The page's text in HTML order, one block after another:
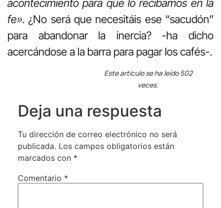
acontecimiento para que lo recibamos en la
fe». ¿No será que necesitáis ese “sacudón”
para abandonar la inercia? -ha dicho
acercándose a la barra para pagar los cafés-.
Este artículo se ha leído 502
veces.
Deja una respuesta
Tu dirección de correo electrónico no será
publicada. Los campos obligatorios están
marcados con *
Comentario *